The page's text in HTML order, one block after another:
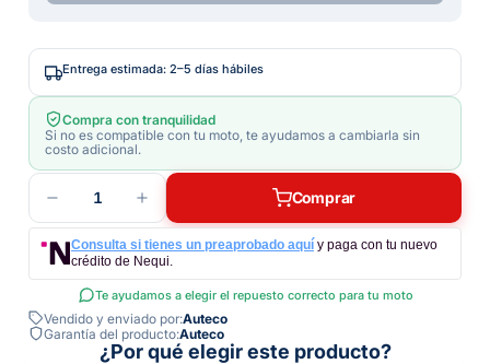
Entrega estimada: 2–5 días hábiles
Compra con tranquilidad
Si no es compatible con tu moto, te ayudamos a cambiarla sin
costo adicional.
1 Comprar
Consulta si tienes un preaprobado aquí y paga con tu nuevo
crédito de Nequi.
Te ayudamos a elegir el repuesto correcto para tu moto
Vendido y enviado por:Auteco
Garantía del producto:Auteco
¿Por qué elegir este producto?